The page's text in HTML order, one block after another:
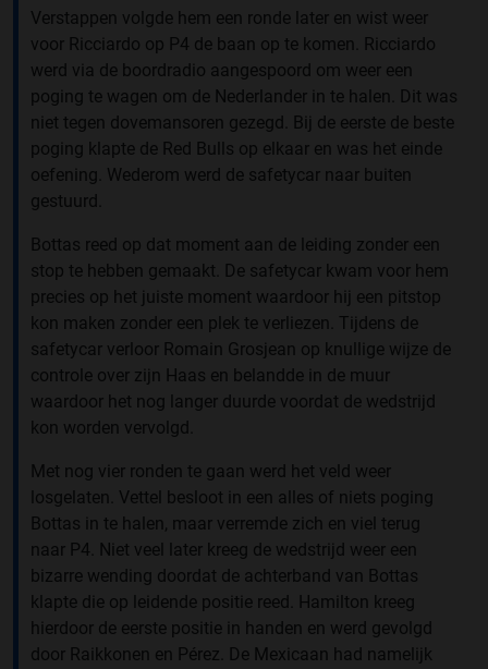
Verstappen volgde hem een ronde later en wist weer
voor Ricciardo op P4 de baan op te komen. Ricciardo
werd via de boordradio aangespoord om weer een
poging te wagen om de Nederlander in te halen. Dit was
niet tegen dovemansoren gezegd. Bij de eerste de beste
poging klapte de Red Bulls op elkaar en was het einde
oefening. Wederom werd de safetycar naar buiten
gestuurd.
Bottas reed op dat moment aan de leiding zonder een
stop te hebben gemaakt. De safetycar kwam voor hem
precies op het juiste moment waardoor hij een pitstop
kon maken zonder een plek te verliezen. Tijdens de
safetycar verloor Romain Grosjean op knullige wijze de
controle over zijn Haas en belandde in de muur
waardoor het nog langer duurde voordat de wedstrijd
kon worden vervolgd.
Met nog vier ronden te gaan werd het veld weer
losgelaten. Vettel besloot in een alles of niets poging
Bottas in te halen, maar verremde zich en viel terug
naar P4. Niet veel later kreeg de wedstrijd weer een
bizarre wending doordat de achterband van Bottas
klapte die op leidende positie reed. Hamilton kreeg
hierdoor de eerste positie in handen en werd gevolgd
door Raikkonen en Pérez. De Mexicaan had namelijk